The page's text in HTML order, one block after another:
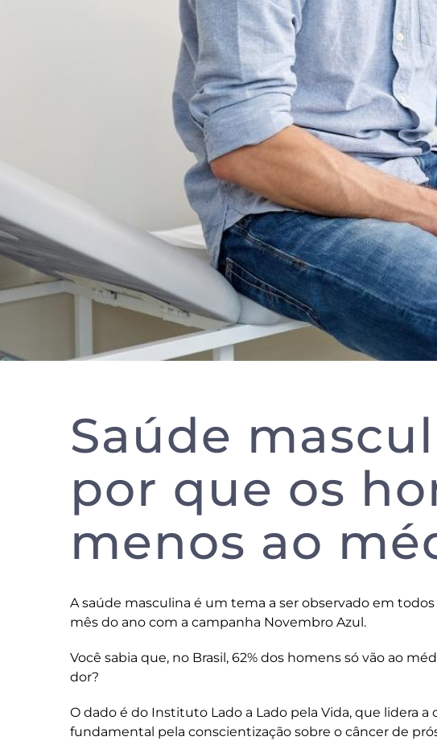
Saúde
por que os
menos ao
A saúde masculina é um tema a ser observado em
mês do ano com a campanha Novembro Azul.
Você sabia que, no Brasil, 62% dos homens só vão ao
dor?
O dado é do Instituto Lado a Lado pela Vida, que lidera
fundamental pela conscientização sobre o câncer de